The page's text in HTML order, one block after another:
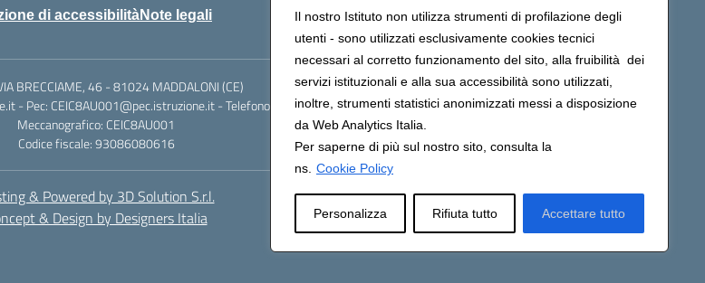
Il nostro Istituto non utilizza strumenti di profilazione degli
utenti - sono utilizzati esclusivamente cookies tecnici
necessari al corretto funzionamento del sito, alla fruibilità dei
servizi istituzionali e alla sua accessibilità sono utilizzati,
inoltre, strumenti statistici anonimizzati messi a disposizione
da Web Analytics Italia.
Per saperne di più sul nostro sito, consulta la
ns. Cookie Policy
Personalizza Rifiuta tutto Accettare tutto
di accessibilitàNote legali Seguici su:
BRECCIAME, 46 - 81024 MADDALONI (CE)
- Pec: CEIC8AU001@pec.istruzione.it - Telefono: 0823408721
Meccanografico: CEIC8AU001
Codice fiscale: 93086080616
& Powered by 3D Solution S.r.l.
& Design by Designers Italia